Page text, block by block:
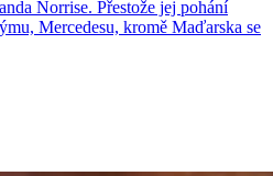
Norrise. Přestože jej pohání
Mercedesu, kromě Maďarska se